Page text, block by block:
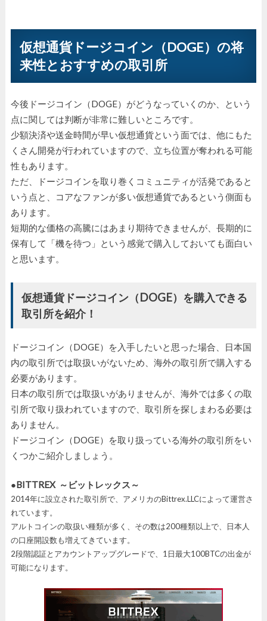
仮想通貨ドージコイン（DOGE）の将
来性とおすすめの取引所
今後ドージコイン（DOGE）がどうなっていくのか、という
点に関しては判断が非常に難しいところです。
少額決済や送金時間が早い仮想通貨という面では、他にもた
くさん開発が行われていますので、立ち位置が奪われる可能
性もあります。
ただ、ドージコインを取り巻くコミュニティが活発であると
いう点と、コアなファンが多い仮想通貨であるという側面も
あります。
短期的な価格の高騰にはあまり期待できませんが、長期的に
保有して「機を待つ」という感覚で購入しておいても面白い
と思います。
仮想通貨ドージコイン（DOGE）を購入できる
取引所を紹介！
ドージコイン（DOGE）を入手したいと思った場合、日本国
内の取引所では取扱いがないため、海外の取引所で購入する
必要があります。
日本の取引所では取扱いがありませんが、海外では多くの取
引所で取り扱われていますので、取引所を探しまわる必要は
ありません。
ドージコイン（DOGE）を取り扱っている海外の取引所をい
くつかご紹介しましょう。
●BITTREX ～ビットレックス～
2014年に設立された取引所で、アメリカのBittrex.LLCによって運営さ
れています。
アルトコインの取扱い種類が多く、その数は200種類以上で、日本人
の口座開設数も増えてきています。
2段階認証とアカウントアップグレードで、1日最大100BTCの出金が
可能になります。